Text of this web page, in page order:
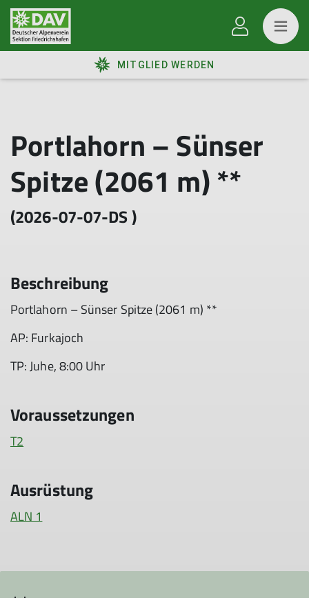
MITGLIED WERDEN
Portlahorn – Sünser
Spitze (2061 m) **
(2026-07-07-DS )
Beschreibung
Portlahorn – Sünser Spitze (2061 m) **
AP: Furkajoch
TP: Juhe, 8:00 Uhr
Voraussetzungen
T2
Ausrüstung
ALN 1